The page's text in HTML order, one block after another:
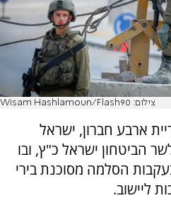
צילום: Wisam Hashlamoun/Flash90
ארבע חברון, ישראל
הביטחון ישראל כ"ץ, ובו
הסלמה מסוכנת בירי
ליישוב.